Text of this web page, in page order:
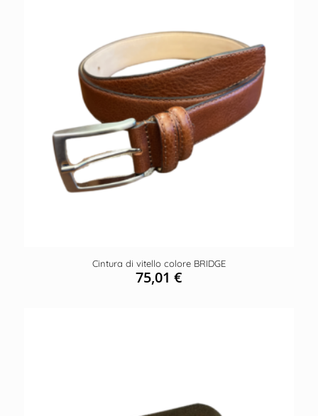
Cintura di vitello colore BRIDGE
75,01€